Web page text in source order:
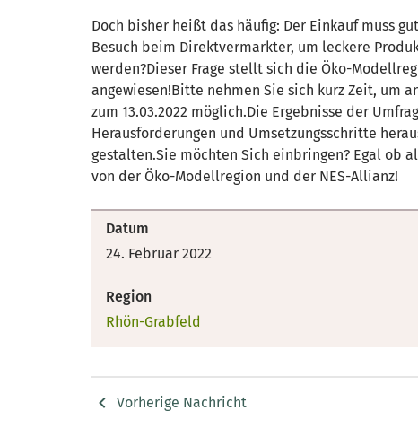
Doch bisher heißt das häufig: Der Einkauf muss
Besuch beim Direktvermarkter, um leckere
werden?Dieser Frage stellt sich die Öko-
angewiesen!Bitte nehmen Sie sich kurz Zeit, um
zum 13.03.2022 möglich.Die Ergebnisse der
Herausforderungen und Umsetzungsschritte
gestalten.Sie möchten Sich einbringen? Egal ob
von der Öko-Modellregion und der NES-Allianz!
Datum
24. Februar 2022
Region
Rhön-Grabfeld
Vorherige Nachricht